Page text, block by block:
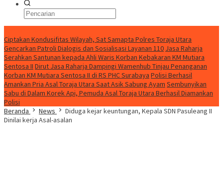
Ciptakan Kondusifitas Wilayah, Sat Samapta Polres Toraja Utara
Gencarkan Patroli Dialogis dan Sosialisasi Layanan 110 Jasa Raharja
Serahkan Santunan kepada Ahli Waris Korban Kebakaran KM Mutiara
Sentosa II Dirut Jasa Raharja Dampingi Wamenhub Tinjau Penanganan
Korban KM Mutiara Sentosa II di RS PHC Surabaya Polisi Berhasil
Amankan Pria Asal Toraja Utara Saat Asik Sabung Ayam Sembunyikan
Sabu di Dalam Korek Api, Pemuda Asal Toraja Utara Berhasil Diamankan
Polisi
Beranda
News
Diduga kejar keuntungan, Kepala SDN Pasuleang II
Dinilai kerja Asal-asalan